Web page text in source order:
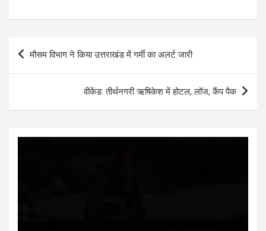
at
A
ce
b
o
tt se
n
g
er
ke
dI
n
ar
Post
मौसम विभाग ने किया उत्तराखंड में गर्मी का अलर्ट जारी
वीकेंड: तीर्थनगरी ऋषिकेश में होटल, लॉज, कैंप पैक